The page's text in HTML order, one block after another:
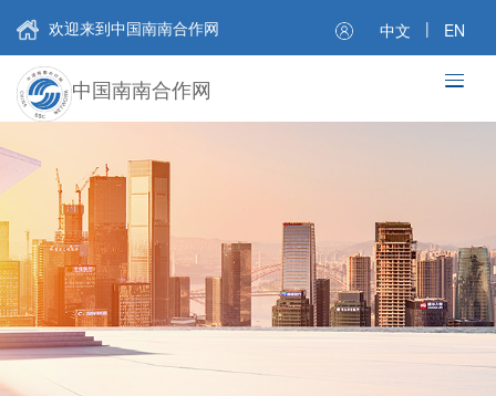
欢迎来到中国南南合作网 中文 | EN
中国南南合作网